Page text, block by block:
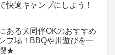
快適キャンプにしよう！
ある犬同伴OKのおすすめ
プ場！BBQや川遊びを一
★